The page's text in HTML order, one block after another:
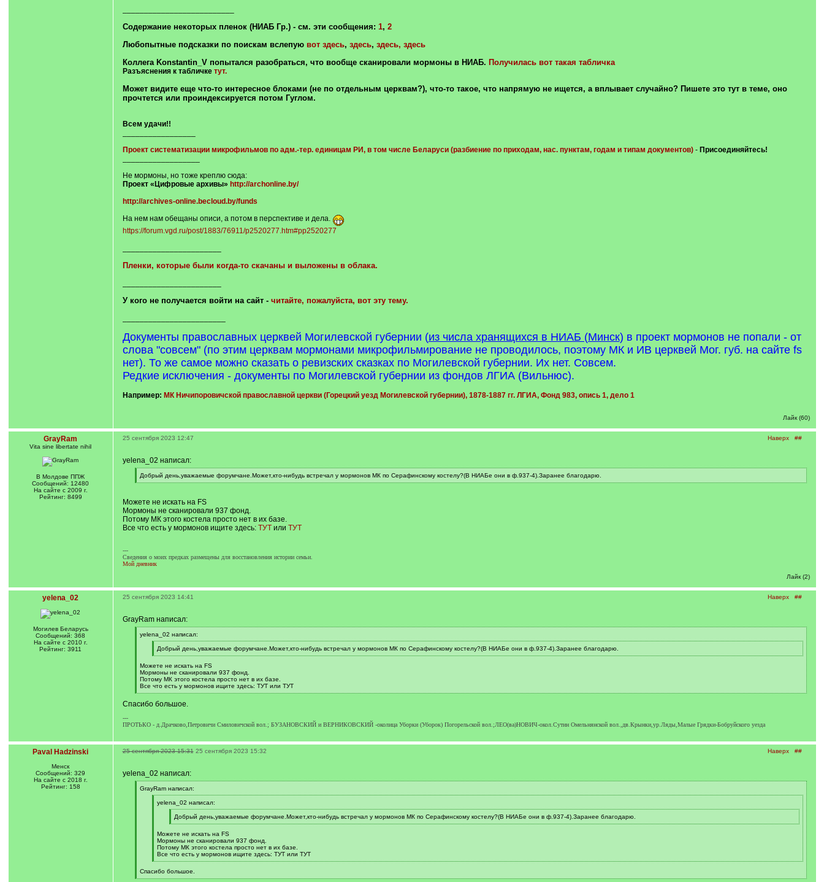
Содержание некоторых пленок (НИАБ Гр.) - см. эти сообщения: 1, 2
Любопытные подсказки по поискам вслепую вот здесь, здесь, здесь, здесь
Коллега Konstantin_V попытался разобраться, что вообще сканировали мормоны в НИАБ. Получилась вот такая табличка
Разъяснения к табличке тут.
Может видите еще что-то интересное блоками (не по отдельным церквам?), что-то такое, что напрямую не ищется, а вплывает случайно? Пишете это тут в теме, оно
прочтется или проиндексируется потом Гуглом.
Всем удачи!!
Проект систематизации микрофильмов по адм.-тер. единицам РИ, в том числе Беларуси (разбиение по приходам, нас. пунктам, годам и типам документов)- Присоединяйтесь!
Не мормоны, но тоже креплю сюда:
Проект «Цифровые архивы» http://archonline.by/
http://archives-online.becloud.by/funds
На нем нам обещаны описи, а потом в перспективе и дела.
https://forum.vgd.ru/post/1883/76911/p2520277.htm#pp2520277
Пленки, которые были когда-то скачаны и выложены в облака.
У кого не получается войти на сайт - читайте, пожалуйста, вот эту тему.
Документы православных церквей Могилевской губернии (из числа хранящихся в НИАБ (Минск) в проект мормонов не попали - от
слова "совсем" (по этим церквам мормонами микрофильмирование не проводилось, поэтому МК и ИВ церквей Мог. губ. на сайте fs
нет). То же самое можно сказать о ревизских сказках по Могилевской губернии. Их нет. Совсем.
Редкие исключения - документы по Могилевской губернии из фондов ЛГИА (Вильнюс).
Например: МК Ничипоровичской православной церкви (Горецкий уезд Могилевской губернии), 1878-1887 гг. ЛГИА, Фонд 983, опись 1, дело 1
Лайк (60)
GrayRam
Vita sine libertate nihil
В Молдове ППЖ
Сообщений: 12480
На сайте с 2009 г.
Рейтинг: 8499
Наверх ##
25 сентября 2023 12:47
yelena_02 написал:
[
q
Добрый день,уважаемые форумчане.Может,кто-нибудь встречал у мормонов МК по Серафинскому костелу?(В НИАБе они в ф.937-4).Заранее благодарю.
[
]
Можете не искать на FS
Мормоны не сканировали 937 фонд.
Потому МК этого костела просто нет в их базе.
Все что есть у мормонов ищите здесь: ТУТ или ТУТ
---
Сведения о моих предках размещены для восстановления истории семьи.
Мой дневник
Лайк (2)
yelena_02
Могилев Беларусь
Сообщений: 368
На сайте с 2010 г.
Рейтинг: 3911
Наверх ##
25 сентября 2023 14:41
GrayRam написал:
[yelena_02 написал:
[
q
Добрый день,уважаемые форумчане.Может,кто-нибудь встречал у мормонов МК по Серафинскому костелу?(В НИАБе они в ф.937-4).Заранее благодарю.
[
q
]
Можете не искать на FS
Мормоны не сканировали 937 фонд.
Потому МК этого костела просто нет в их базе.
Все что есть у мормонов ищите здесь: ТУТ или ТУТ
[
q
Спасибо большое.
---
ПРОТЬКО - д.Драчково,Петровичи Смиловичской вол.; БУЗАНОВСКИЙ и ВЕРНИКОВСКИЙ -околица Уборки (Уборок) Погорельской вол.;ЛЕО(ва)НОВИЧ-окол.Сутин Омельнянской вол.,дв.Крынки,ур.Ляды,Малые Грядки-Бобруйского уезда
Paval Hadzinski
Менск
Сообщений: 329
На сайте с 2018 г.
Рейтинг: 158
Наверх ##
25 сентября 2023 15:31 25 сентября 2023 15:32
yelena_02 написал:
[GrayRam написал:
[yelena_02 написал:
[
q
Добрый день,уважаемые форумчане.Может,кто-нибудь встречал у мормонов МК по Серафинскому костелу?(В НИАБе они в ф.937-4).Заранее благодарю.
[
q
]
Можете не искать на FS
Мормоны не сканировали 937 фонд.
Потому МК этого костела просто нет в их базе.
Все что есть у мормонов ищите здесь: ТУТ или ТУТ
[
q
Спасибо большое.
[